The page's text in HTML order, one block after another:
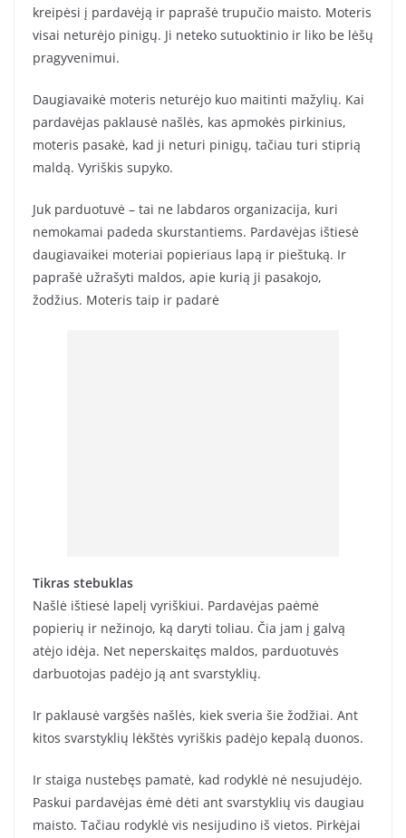
kreipėsi į pardavėją ir paprašė trupučio maisto. Moteris
visai neturėjo pinigų. Ji neteko sutuoktinio ir liko be lėšų
pragyvenimui.
Daugiavaikė moteris neturėjo kuo maitinti mažylių. Kai
pardavėjas paklausė našlės, kas apmokės pirkinius,
moteris pasakė, kad ji neturi pinigų, tačiau turi stiprią
maldą. Vyriškis supyko.
Juk parduotuvė – tai ne labdaros organizacija, kuri
nemokamai padeda skurstantiems. Pardavėjas ištiesė
daugiavaikei moteriai popieriaus lapą ir pieštuką. Ir
paprašė užrašyti maldos, apie kurią ji pasakojo,
žodžius. Moteris taip ir padarė
Tikras stebuklas
Našlė ištiesė lapelį vyriškiui. Pardavėjas paėmė
popierių ir nežinojo, ką daryti toliau. Čia jam į galvą
atėjo idėja. Net neperskaitęs maldos, parduotuvės
darbuotojas padėjo ją ant svarstyklių.
Ir paklausė vargšės našlės, kiek sveria šie žodžiai. Ant
kitos svarstyklių lėkštės vyriškis padėjo kepalą duonos.
Ir staiga nustebęs pamatė, kad rodyklė nė nesujudėjo.
Paskui pardavėjas ėmė dėti ant svarstyklių vis daugiau
maisto. Tačiau rodyklė vis nesijudino iš vietos. Pirkėjai